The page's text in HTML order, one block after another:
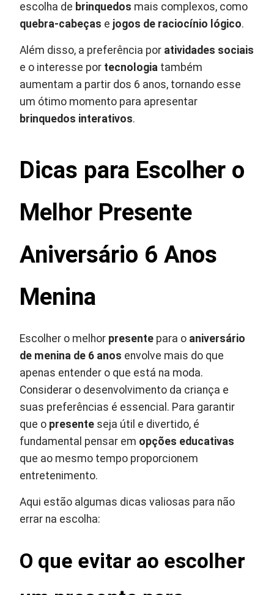
escolha de brinquedos mais complexos, como
quebra-cabeças e jogos de raciocínio lógico.
Além disso, a preferência por atividades sociais
e o interesse por tecnologia também
aumentam a partir dos 6 anos, tornando esse
um ótimo momento para apresentar
brinquedos interativos.
Dicas para Escolher o
Melhor Presente
Aniversário 6 Anos
Menina
Escolher o melhor presente para o aniversário
de menina de 6 anos envolve mais do que
apenas entender o que está na moda.
Considerar o desenvolvimento da criança e
suas preferências é essencial. Para garantir
que o presente seja útil e divertido, é
fundamental pensar em opções educativas
que ao mesmo tempo proporcionem
entretenimento.
Aqui estão algumas dicas valiosas para não
errar na escolha:
O que evitar ao escolher